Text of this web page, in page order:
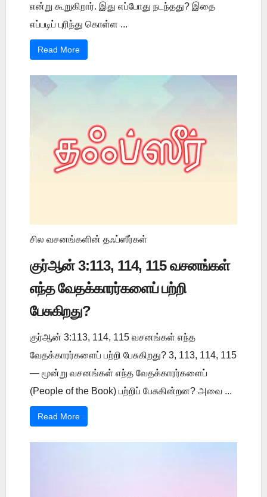
என்று கூறுகிறார். இது எப்போது நடந்தது? இதை
எப்படிப் புரிந்து கொள்ள ...
Read More
சில வசனங்களின் தஃப்ஸீர்கள்
குர்ஆன் 3:113, 114, 115 வசனங்கள்
எந்த வேதக்காரர்களைப் பற்றி
பேசுகிறது?
குர்ஆன் 3:113, 114, 115 வசனங்கள் எந்த
வேதக்காரர்களைப் பற்றி பேசுகிறது? 3, 113, 114, 115
— மூன்று வசனங்கள் எந்த வேதக்காரர்களைப்
(People of the Book) பற்றிப் பேசுகின்றன? அவை ...
Read More